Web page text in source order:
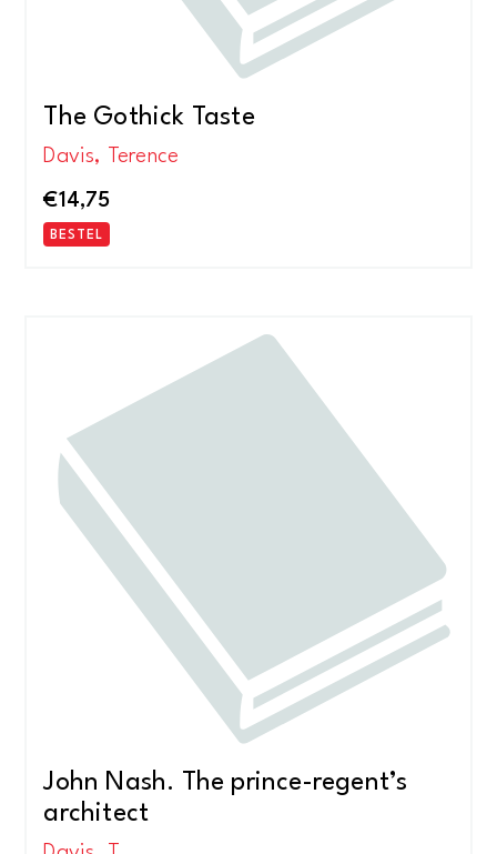
The Gothick Taste
Davis, Terence
€14,75
BESTEL
John Nash. The prince-regent’s
architect